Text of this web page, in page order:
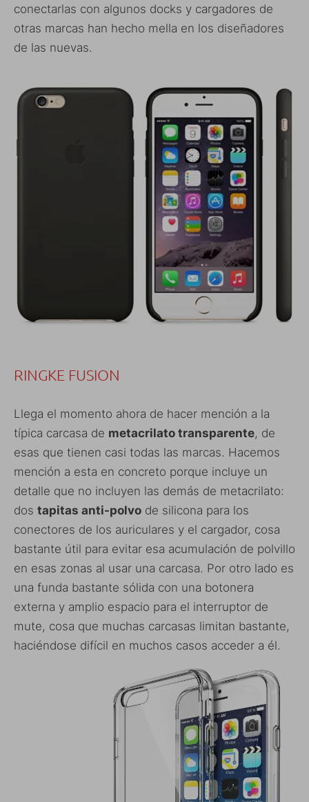
conectarlas con algunos docks y cargadores de
otras marcas han hecho mella en los diseñadores
de las nuevas.
RINGKE FUSION
Llega el momento ahora de hacer mención a la
típica carcasa de metacrilato transparente, de
esas que tienen casi todas las marcas. Hacemos
mención a esta en concreto porque incluye un
detalle que no incluyen las demás de metacrilato:
dos tapitas anti-polvo de silicona para los
conectores de los auriculares y el cargador, cosa
bastante útil para evitar esa acumulación de polvillo
en esas zonas al usar una carcasa. Por otro lado es
una funda bastante sólida con una botonera
externa y amplio espacio para el interruptor de
mute, cosa que muchas carcasas limitan bastante,
haciéndose difícil en muchos casos acceder a él.